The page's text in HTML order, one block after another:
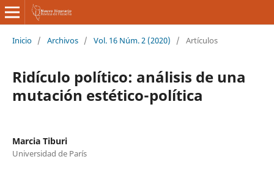
Inicio / Archivos / Vol. 16 Núm. 2 (2020) / Artículos
Ridículo político: análisis de una
mutación estético-política
Marcia Tiburi
Universidad de París